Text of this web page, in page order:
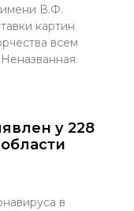
В.Ф.
картин
всем
у 228
в